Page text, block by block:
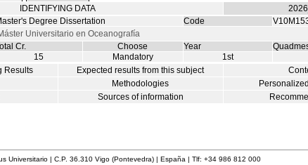
IDENTIFYING DATA
Degree Dissertation Code
Universitario en Oceanografía
Cr. Choose Year
15
Mandatory 1st
Results
Expected results from this subject
Methodologies
Sources of information
| C.P. 36.310 Vigo (Pontevedra) | España | Tlf: +34 986 812 000